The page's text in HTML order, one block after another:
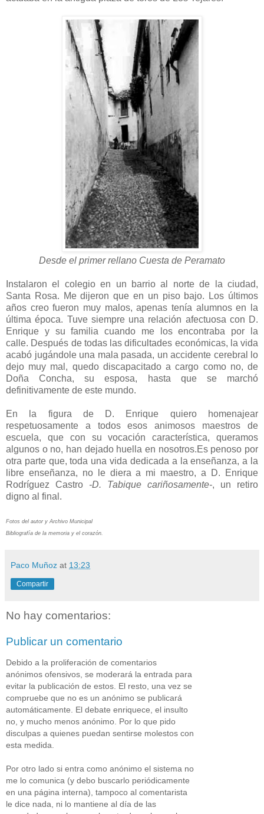
Desde el primer rellano Cuesta de Peramato
Instalaron el colegio en un barrio al norte de la ciudad,
Santa Rosa. Me dijeron que en un piso bajo. Los últimos
años creo fueron muy malos, apenas tenía alumnos en la
última época. Tuve siempre una relación afectuosa con D.
Enrique y su familia cuando me los encontraba por la
calle. Después de todas las dificultades económicas, la vida
acabó jugándole una mala pasada, un accidente cerebral lo
dejo muy mal, quedo discapacitado a cargo como no, de
Doña Concha, su esposa, hasta que se marchó
definitivamente de este mundo.
En la figura de D. Enrique quiero homenajear
respetuosamente a todos esos animosos maestros de
escuela, que con su vocación característica, queramos
algunos o no, han dejado huella en nosotros.Es penoso por
otra parte que, toda una vida dedicada a la enseñanza, a la
libre enseñanza, no le diera a mi maestro, a D. Enrique
Rodríguez Castro -D. Tabique cariñosamente-, un retiro
digno al final.
Fotos del autor y Archivo Municipal
Bibliografía de la memoria y el corazón.
Paco Muñoz at 13:23
Compartir
No hay comentarios:
Publicar un comentario
Debido a la proliferación de comentarios
anónimos ofensivos, se moderará la entrada para
evitar la publicación de estos. El resto, una vez se
compruebe que no es un anónimo se publicará
automáticamente. El debate enriquece, el insulto
no, y mucho menos anónimo. Por lo que pido
disculpas a quienes puedan sentirse molestos con
esta medida.
Por otro lado si entra como anónimo el sistema no
me lo comunica (y debo buscarlo periódicamente
en una página interna), tampoco al comentarista
le dice nada, ni lo mantiene al día de las